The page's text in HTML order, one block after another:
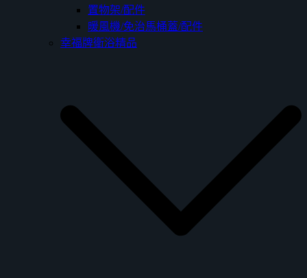
置物架/配件
暖風機/免治馬桶蓋/配件
幸福牌衛浴精品